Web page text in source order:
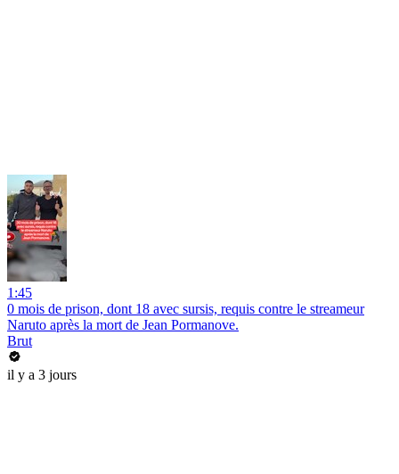
1:45
0 mois de prison, dont 18 avec sursis, requis contre le streameur
Naruto après la mort de Jean Pormanove.
Brut
il y a 3 jours